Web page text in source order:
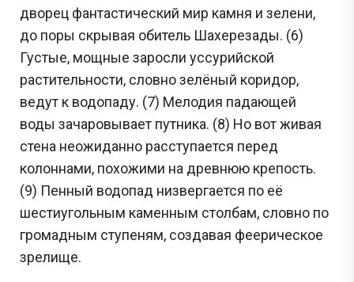
дворец фантастический мир камня и зелени,
до поры скрывая обитель Шахерезады. (6)
Густые, мощные заросли уссурийской
растительности, словно зелёный коридор,
ведут к водопаду. (7) Мелодия падающей
воды зачаровывает путника. (8) Но вот живая
стена неожиданно расступается перед
колоннами, похожими на древнюю крепость.
(9) Пенный водопад низвергается по её
шестиугольным каменным столбам, словно по
громадным ступеням, создавая феерическое
зрелище.